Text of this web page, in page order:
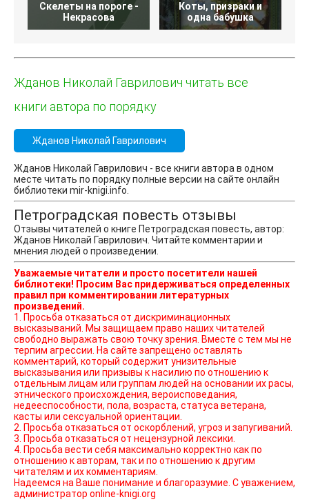
Скелеты на пороге -
Некрасова
Коты, призраки и
одна бабушка
Жданов Николай Гаврилович читать все
книги автора по порядку
Жданов Николай Гаврилович
Жданов Николай Гаврилович - все книги автора в одном
месте читать по порядку полные версии на сайте онлайн
библиотеки mir-knigi.info.
Петроградская повесть отзывы
Отзывы читателей о книге Петроградская повесть, автор:
Жданов Николай Гаврилович. Читайте комментарии и
мнения людей о произведении.
Уважаемые читатели и просто посетители нашей
библиотеки! Просим Вас придерживаться определенных
правил при комментировании литературных
произведений.
1. Просьба отказаться от дискриминационных
высказываний. Мы защищаем право наших читателей
свободно выражать свою точку зрения. Вместе с тем мы не
терпим агрессии. На сайте запрещено оставлять
комментарий, который содержит унизительные
высказывания или призывы к насилию по отношению к
отдельным лицам или группам людей на основании их расы,
этнического происхождения, вероисповедания,
недееспособности, пола, возраста, статуса ветерана,
касты или сексуальной ориентации.
2. Просьба отказаться от оскорблений, угроз и запугиваний.
3. Просьба отказаться от нецензурной лексики.
4. Просьба вести себя максимально корректно как по
отношению к авторам, так и по отношению к другим
читателям и их комментариям.
Надеемся на Ваше понимание и благоразумие. С уважением,
администратор online-knigi.org